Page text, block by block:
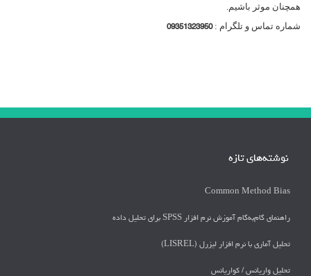
همچنان موثر باشیم.
شماره تماس و تلگرام :09351323950
نوشته‌های تازه
Common Method Bias
راهنمای گام‌به‌گام آموزش نرم افزار SPSS برای تحلیل داده
تحلیل آماری با نرم افزار لیزرل (LISREL)
تحليل واريانس / كواريانس